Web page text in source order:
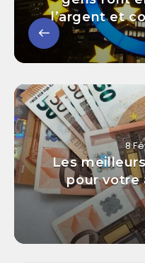
l’argent et
8
Les
pour votre